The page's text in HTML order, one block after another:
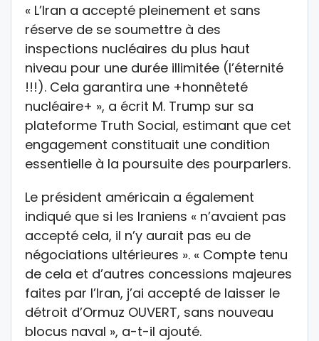
« L’Iran a accepté pleinement et sans
réserve de se soumettre à des
inspections nucléaires du plus haut
niveau pour une durée illimitée (l’éternité
!!!). Cela garantira une +honnêteté
nucléaire+ », a écrit M. Trump sur sa
plateforme Truth Social, estimant que cet
engagement constituait une condition
essentielle à la poursuite des pourparlers.
Le président américain a également
indiqué que si les Iraniens « n’avaient pas
accepté cela, il n’y aurait pas eu de
négociations ultérieures ». « Compte tenu
de cela et d’autres concessions majeures
faites par l’Iran, j’ai accepté de laisser le
détroit d’Ormuz OUVERT, sans nouveau
blocus naval », a-t-il ajouté.